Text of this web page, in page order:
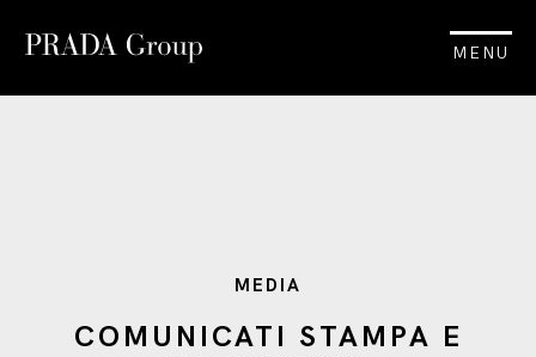
MENU
MEDIA
COMUNICATI STAMPA E